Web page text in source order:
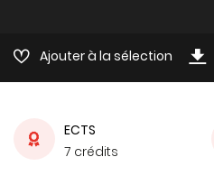
Ajouter à la sélection
ECTS
7 crédits